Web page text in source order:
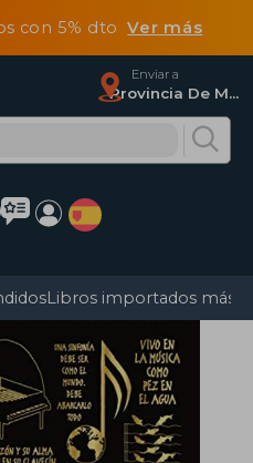
con 5% dtoVer más
Enviar a
Provincia De Madrid
Libros importados más